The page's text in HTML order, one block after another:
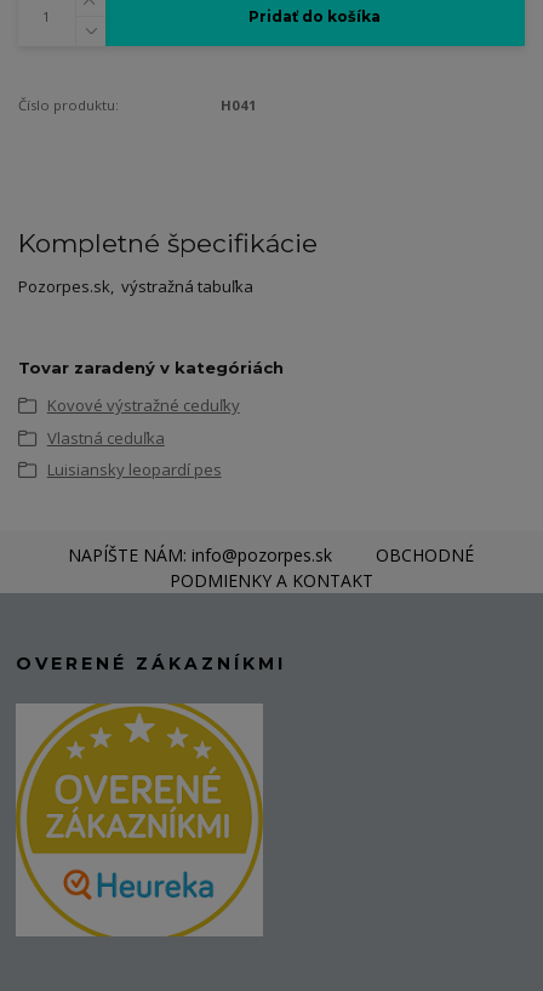
Pridať do košíka
Číslo produktu: H041
Kompletné špecifikácie
Pozorpes.sk, výstražná tabuľka
Tovar zaradený v kategóriách
Kovové výstražné ceduľky
Vlastná ceduľka
Luisiansky leopardí pes
NAPÍŠTE NÁM: info@pozorpes.sk
OBCHODNÉ
PODMIENKY A KONTAKT
OVERENÉ ZÁKAZNÍKMI